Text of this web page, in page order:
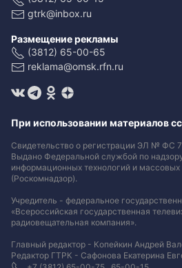
gtrk@inbox.ru
Размещение рекламы
(3812) 65-00-65
reklama@omsk.rfn.ru
При использовании материалов
Свидетельство о регистрации ЭЛ № ФС
Выдано Федеральной службой по
информационных технологий и
(Роскомнадзор).
Учредитель - федеральное
«Всероссийская государственная
радиовещательная компания».
Главный редактор - Копейкин Андрей
Редактор ГТРК - Сафонова Екатерина